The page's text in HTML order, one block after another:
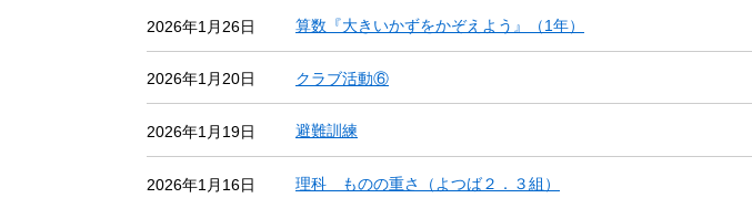
2026年1月26日 算数『大きいかずをかぞえよう』（1年）
2026年1月20日 クラブ活動⑥
2026年1月19日 避難訓練
2026年1月16日 理科 ものの重さ（よつば２．３組）